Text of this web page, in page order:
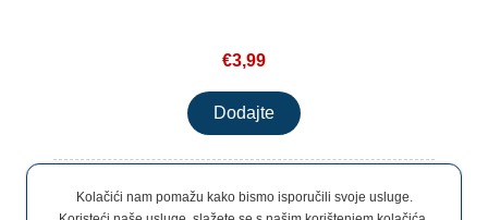
€3,99
Kolačići nam pomažu kako bismo isporučili svoje usluge.